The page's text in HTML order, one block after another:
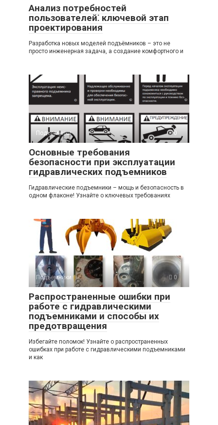
Анализ потребностей
пользователей⁚ ключевой этап
проектирования
Разработка новых моделей подъёмников – это не
просто инженерная задача, а создание комфортного и
Подъемники 0
Основные требования
безопасности при эксплуатации
гидравлических подъемников
Гидравлические подъемники – мощь и безопасность в
одном флаконе! Узнайте о ключевых требованиях
Подъемники 0
Распространенные ошибки при
работе с гидравлическими
подъемниками и способы их
предотвращения
Избегайте поломок! Узнайте о распространенных
ошибках при работе с гидравлическими подъемниками
и как